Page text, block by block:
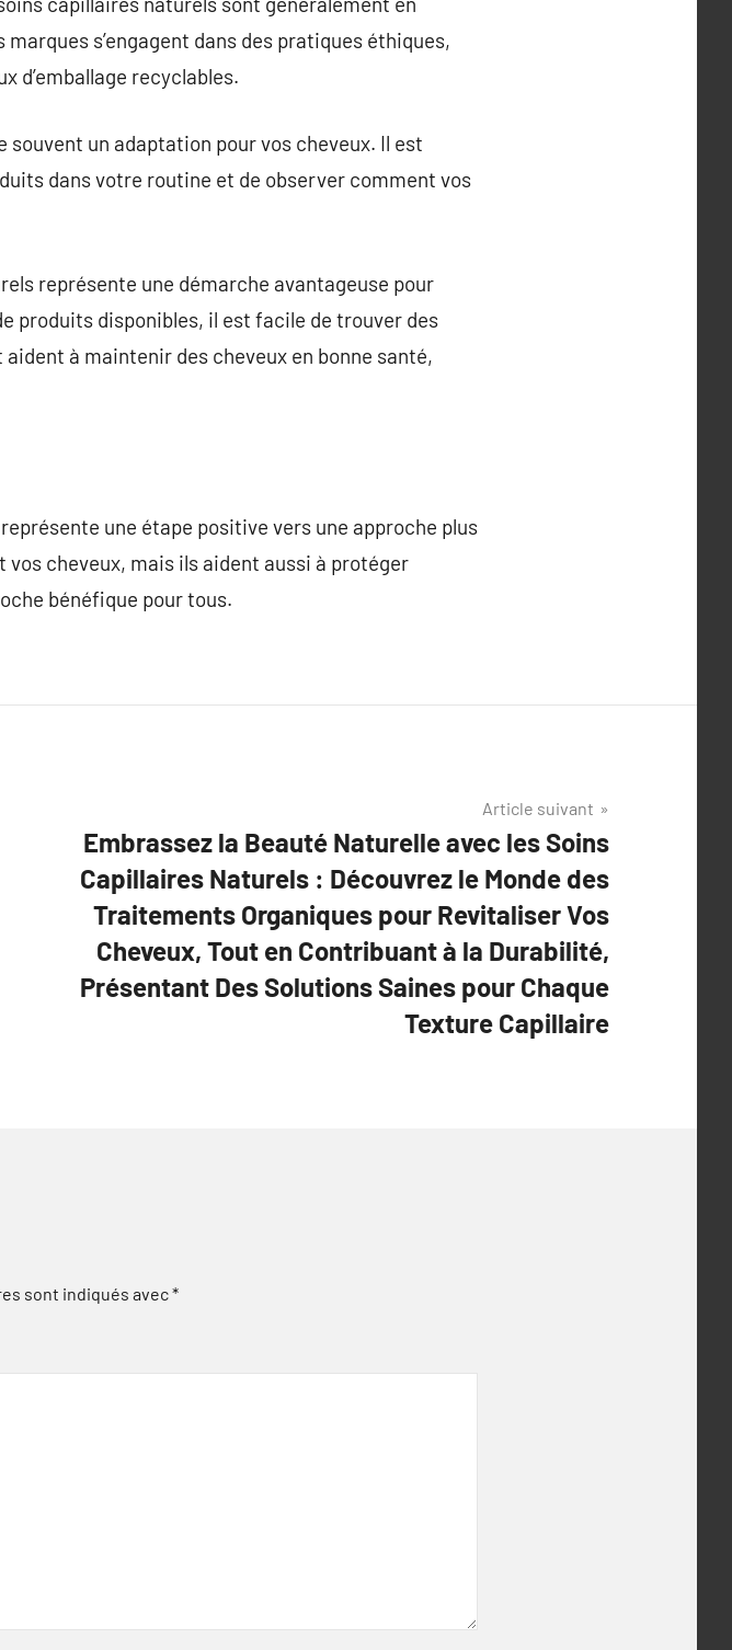
s’engagent dans des pratiques éthiques,
d’emballage recyclables.
un adaptation pour vos cheveux. Il est
dans votre routine et de observer comment vos
représente une démarche avantageuse pour
produits disponibles, il est facile de trouver des
à maintenir des cheveux en bonne santé,
une étape positive vers une approche plus
cheveux, mais ils aident aussi à protéger
bénéfique pour tous.
Article suivant
Embrassez la Beauté Naturelle avec les Soins
Capillaires Naturels : Découvrez le Monde des
Traitements Organiques pour Revitaliser Vos
Cheveux, Tout en Contribuant à la Durabilité,
Présentant Des Solutions Saines pour Chaque
Texture Capillaire
sont indiqués avec*